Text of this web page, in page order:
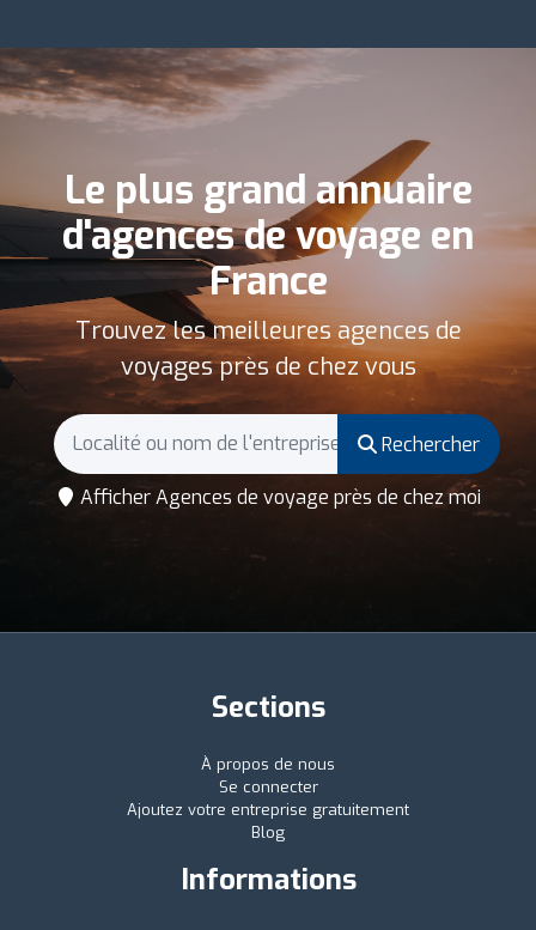
Le plus grand annuaire
d'agences de voyage en
France
Trouvez les meilleures agences de
voyages près de chez vous
Rechercher
Afficher Agences de voyage près de chez moi
Sections
À propos de nous
Se connecter
Ajoutez votre entreprise gratuitement
Blog
Informations